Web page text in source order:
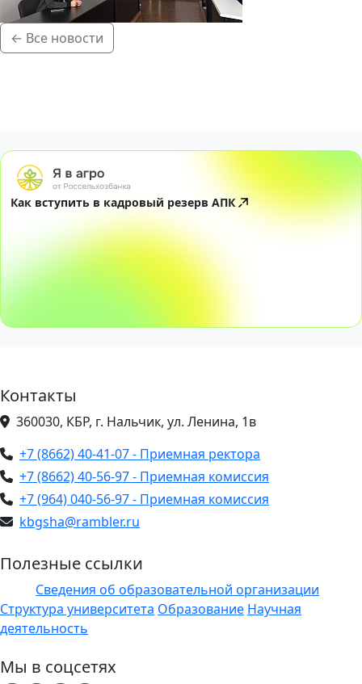
← Все новости
Как вступить в кадровый резерв АПК
Контакты
360030, КБР, г. Нальчик, ул. Ленина, 1в
+7 (8662) 40-41-07 - Приемная ректора
+7 (8662) 40-56-97 - Приемная комиссия
+7 (964) 040-56-97 - Приемная комиссия
kbgsha@rambler.ru
Полезные ссылки
Сведения об образовательной организации
Структура университета Образование Научная
деятельность
Мы в соцсетях